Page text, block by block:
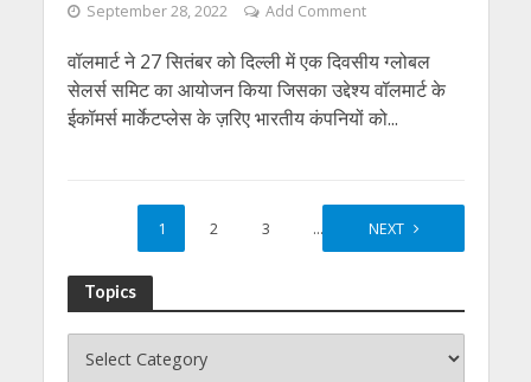
September 28, 2022 Add Comment
वॉलमार्ट ने 27 सितंबर को दिल्ली में एक दिवसीय ग्लोबल
सेलर्स समिट का आयोजन किया जिसका उद्देश्य वॉलमार्ट के
ईकॉमर्स मार्केटप्लेस के ज़रिए भारतीय कंपनियों को...
1 2 3 … 7
NEXT
Topics